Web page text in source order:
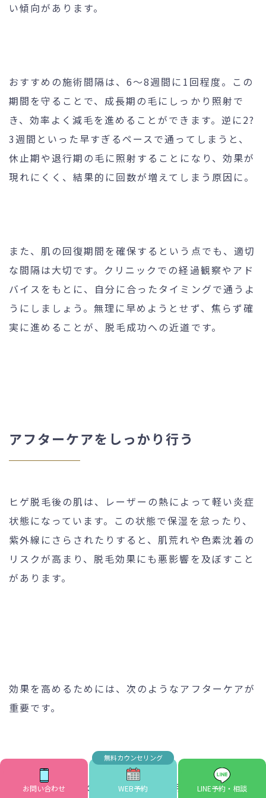
お問い合わせ WEB予約 LINE予約・相談
い傾向があります。
おすすめの施術間隔は、6～8週間に1回程度。この
期間を守ることで、成長期の毛にしっかり照射で
き、効率よく減毛を進めることができます。逆に2?
3週間といった早すぎるペースで通ってしまうと、
休止期や退行期の毛に照射することになり、効果が
現れにくく、結果的に回数が増えてしまう原因に。
また、肌の回復期間を確保するという点でも、適切
な間隔は大切です。クリニックでの経過観察やアド
バイスをもとに、自分に合ったタイミングで通うよ
うにしましょう。無理に早めようとせず、焦らず確
実に進めることが、脱毛成功への近道です。
アフターケアをしっかり行う
ヒゲ脱毛後の肌は、レーザーの熱によって軽い炎症
状態になっています。この状態で保湿を怠ったり、
紫外線にさらされたりすると、肌荒れや色素沈着の
リスクが高まり、脱毛効果にも悪影響を及ぼすこと
があります。
効果を高めるためには、次のようなアフターケアが
重要です。
洗顔は刺激の少ないものを使用